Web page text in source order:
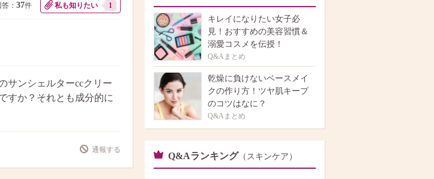
答： 37件 私も知りたい 1
サンシェルターccクリー
すか？それとも成分的に
通報する
キレイになりたい女子必
見！おすすめの美容習慣＆
溺愛コスメを伝授！
Q&Aまとめ
乾燥に負けないベースメイ
クの作り方！ツヤ肌キープ
のコツはなに？
Q&Aまとめ
Q&Aランキング （スキンケア）